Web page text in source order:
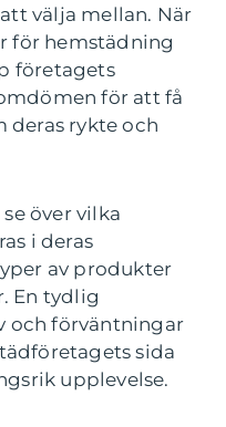
välja mellan. När
för hemstädning
företagets
för att få
rykte och
över vilka
i deras
av produkter
En tydlig
och förväntningar
sida
upplevelse.